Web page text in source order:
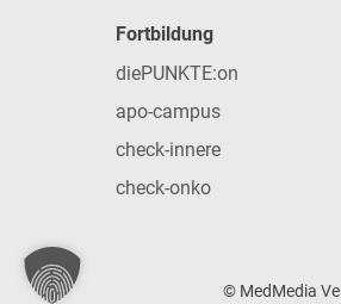
Fortbildung
diePUNKTE:on
apo-campus
check-innere
check-onko
© MedMedia